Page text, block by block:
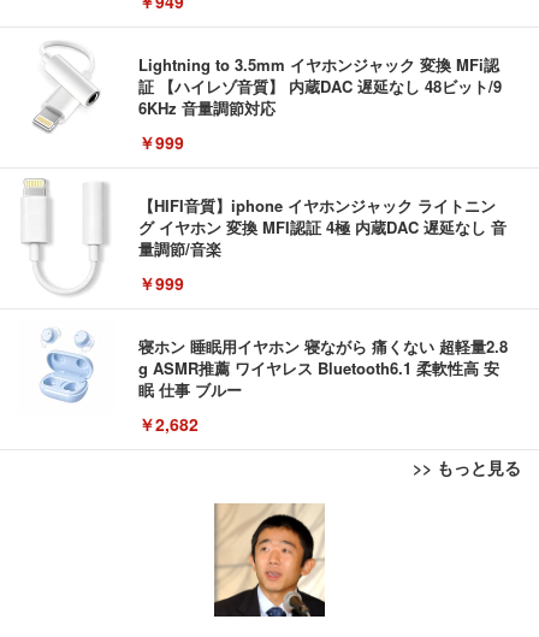
Lightning to 3.5mm イヤホンジャック 変換 MFi認
証 【ハイレゾ音質】 内蔵DAC 遅延なし 48ビット/9
6KHz 音量調節対応
￥999
【HIFI音質】iphone イヤホンジャック ライトニン
グ イヤホン 変換 MFI認証 4極 内蔵DAC 遅延なし 音
量調節/音楽
￥999
寝ホン 睡眠用イヤホン 寝ながら 痛くない 超軽量2.8
g ASMR推薦 ワイヤレス Bluetooth6.1 柔軟性高 安
眠 仕事 ブルー
￥2,682
>> もっと見る
AOUTNアクションカメラ メガネカメラ 2 7K Wi Fi
対応 一人称視点撮影 ブラック 眼鏡装着型 液晶画面
付き サイクリング用 | 広角レンズ搭載 軽量設計 簡
単装着 長時間記録対応 液晶画面搭載 広角撮影対応
軽量ボディ設計 録音機能対応 着脱しやすい構造 旅
行記録にも使いやすい (S111 ブラック + イヤーフッ
【Amazon.co.jp限定】REGZA レグザ テレビ 32V3
5N(A) (32インチ / ハイビジョン/液晶/Airplay/ネット
エレコム 充電器 Type-C USB-C 20W USB PD対応
ケーブル一体型 1.5m PSE認証品 GaN採用 折りたた
み式プラグ しろちゃん 【 iPhone16 15 等対応】 E
C-AC6920WF